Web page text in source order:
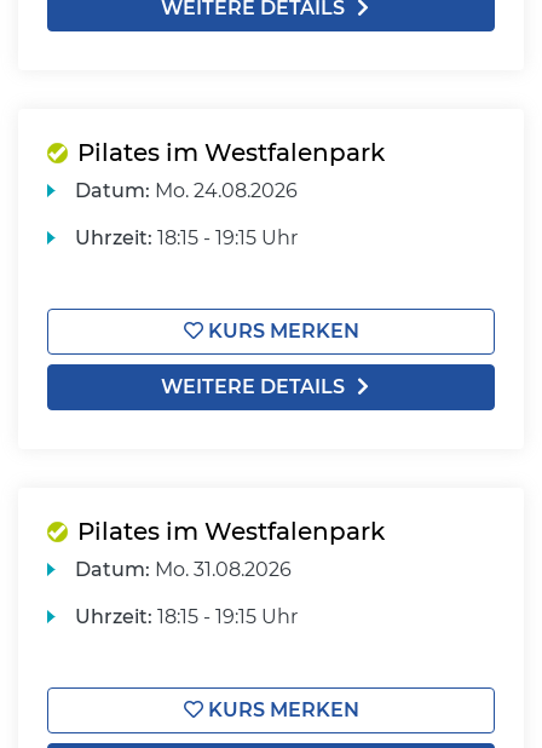
WEITERE DETAILS
Pilates im Westfalenpark
Datum: Mo. 24.08.2026
Uhrzeit: 18:15 - 19:15 Uhr
KURS MERKEN
WEITERE DETAILS
Pilates im Westfalenpark
Datum: Mo. 31.08.2026
Uhrzeit: 18:15 - 19:15 Uhr
KURS MERKEN